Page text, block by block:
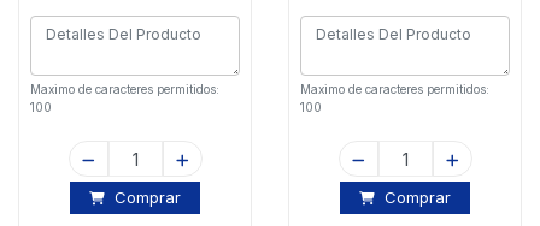
Maximo de caracteres permitidos:
100
Comprar
Maximo de caracteres permitidos:
100
Comprar